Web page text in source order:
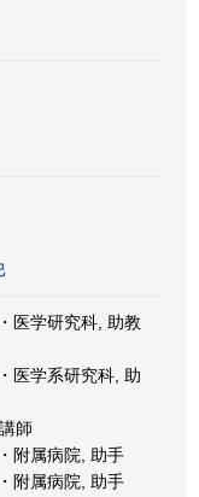
医学研究科, 助教
医学系研究科, 助
師
附属病院, 助手
附属病院, 助手